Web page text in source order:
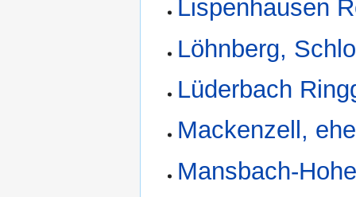
Lispenhausen
Löhnberg,
Lüderbach
Mackenzell,
Mansbach-